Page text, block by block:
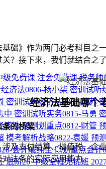
级免费课 注会免费课税务
济法0806-杨小柒 密训试听
密训试听经济法0807-苏苏
中 密训试听实务0815-马勇
济法预测划重点0812-财管
模考解析战略0822-袁媛 预
会计戚纯生💥划重点会计
进阶26·中级全程无忧班
础》作为两门必考科目之
？接下来，我们就结合之
经济法基础哪个
条的桥梁
及支付结算、增值税、
法条的实际应用能力。